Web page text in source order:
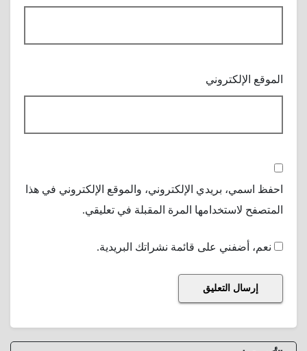
الموقع الإلكتروني
احفظ اسمي، بريدي الإلكتروني، والموقع الإلكتروني في هذا
المتصفح لاستخدامها المرة المقبلة في تعليقي.
نعم، أضفني على قائمة نشراتك البريدية.